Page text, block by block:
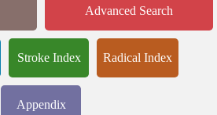
Advanced Search
Stroke Index Radical Index
Appendix